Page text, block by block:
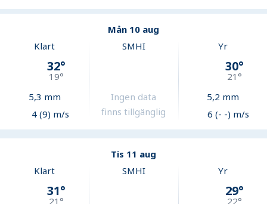
Mån 10 aug
Klart
32°
19°
5,3 mm
4 (9) m/s
SMHI
Ingen data
finns tillgänglig
Yr
30°
21°
5,2 mm
6 (- -) m/s
Tis 11 aug
Klart
31°
21°
SMHI Yr
29°
22°